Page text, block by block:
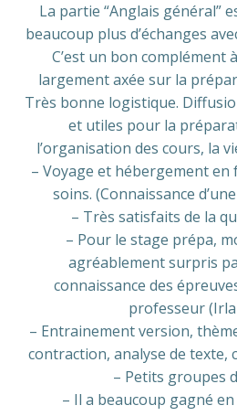
La partie “Anglais général”
beaucoup plus d’échanges
C’est un bon complément
largement axée sur la
Très bonne logistique.
et utiles pour la
l’organisation des cours, la
– Voyage et hébergement
soins. (Connaissance
– Très satisfaits de la
– Pour le stage prépa,
agréablement surpris
connaissance des
professeur
– Entrainement version,
contraction, analyse de texte,
– Petits groupes
– Il a beaucoup gagné